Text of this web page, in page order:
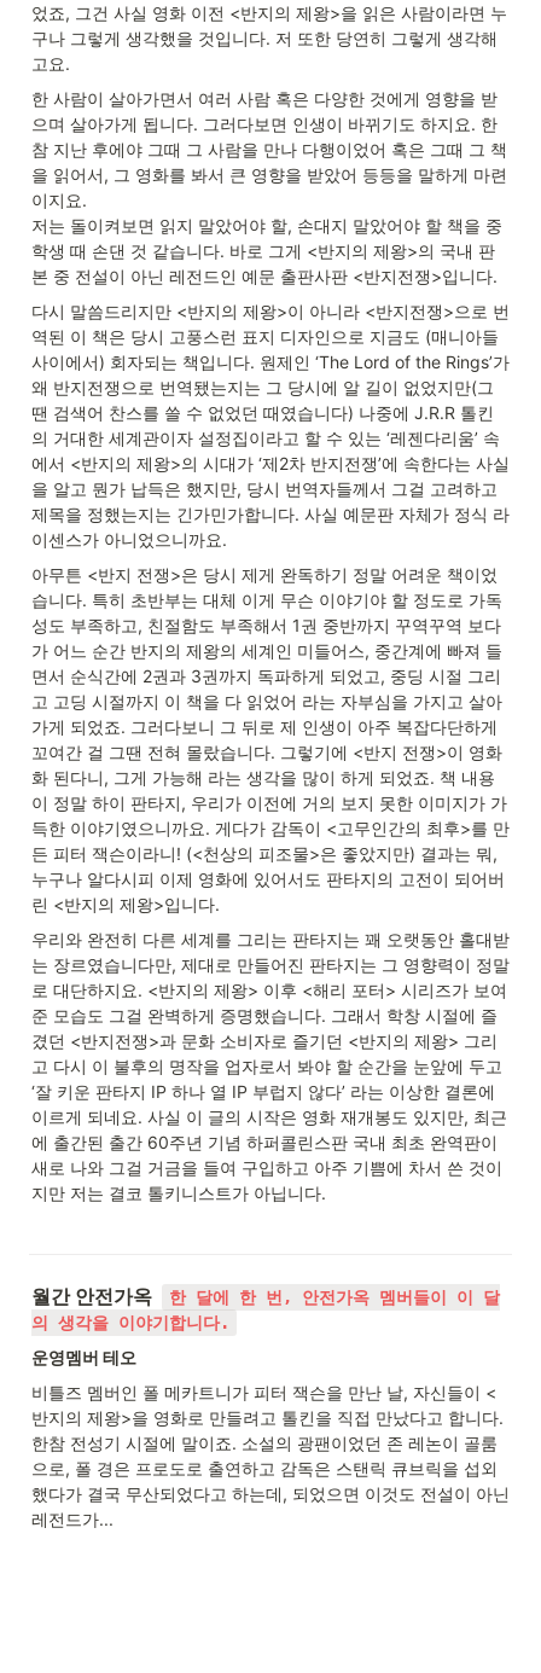
었죠, 그건 사실 영화 이전 <반지의 제왕>을 읽은 사람이라면 누
구나 그렇게 생각했을 것입니다. 저 또한 당연히 그렇게 생각해
고요.
한 사람이 살아가면서 여러 사람 혹은 다양한 것에게 영향을 받
으며 살아가게 됩니다. 그러다보면 인생이 바뀌기도 하지요. 한
참 지난 후에야 그때 그 사람을 만나 다행이었어 혹은 그때 그 책
을 읽어서, 그 영화를 봐서 큰 영향을 받았어 등등을 말하게 마련
이지요.
저는 돌이켜보면 읽지 말았어야 할, 손대지 말았어야 할 책을 중
학생 때 손댄 것 같습니다. 바로 그게 <반지의 제왕>의 국내 판
본 중 전설이 아닌 레전드인 예문 출판사판 <반지전쟁>입니다.
다시 말씀드리지만 <반지의 제왕>이 아니라 <반지전쟁>으로 번
역된 이 책은 당시 고풍스런 표지 디자인으로 지금도 (매니아들
사이에서) 회자되는 책입니다. 원제인 ‘The Lord of the Rings’가
왜 반지전쟁으로 번역됐는지는 그 당시에 알 길이 없었지만(그
땐 검색어 찬스를 쓸 수 없었던 때였습니다) 나중에 J.R.R 톨킨
의 거대한 세계관이자 설정집이라고 할 수 있는 ‘레젠다리움’ 속
에서 <반지의 제왕>의 시대가 ‘제2차 반지전쟁’에 속한다는 사실
을 알고 뭔가 납득은 했지만, 당시 번역자들께서 그걸 고려하고
제목을 정했는지는 긴가민가합니다. 사실 예문판 자체가 정식 라
이센스가 아니었으니까요.
아무튼 <반지 전쟁>은 당시 제게 완독하기 정말 어려운 책이었
습니다. 특히 초반부는 대체 이게 무슨 이야기야 할 정도로 가독
성도 부족하고, 친절함도 부족해서 1권 중반까지 꾸역꾸역 보다
가 어느 순간 반지의 제왕의 세계인 미들어스, 중간계에 빠져 들
면서 순식간에 2권과 3권까지 독파하게 되었고, 중딩 시절 그리
고 고딩 시절까지 이 책을 다 읽었어 라는 자부심을 가지고 살아
가게 되었죠. 그러다보니 그 뒤로 제 인생이 아주 복잡다단하게
꼬여간 걸 그땐 전혀 몰랐습니다. 그렇기에 <반지 전쟁>이 영화
화 된다니, 그게 가능해 라는 생각을 많이 하게 되었죠. 책 내용
이 정말 하이 판타지, 우리가 이전에 거의 보지 못한 이미지가 가
득한 이야기였으니까요. 게다가 감독이 <고무인간의 최후>를 만
든 피터 잭슨이라니! (<천상의 피조물>은 좋았지만) 결과는 뭐,
누구나 알다시피 이제 영화에 있어서도 판타지의 고전이 되어버
린 <반지의 제왕>입니다.
우리와 완전히 다른 세계를 그리는 판타지는 꽤 오랫동안 홀대받
는 장르였습니다만, 제대로 만들어진 판타지는 그 영향력이 정말
로 대단하지요. <반지의 제왕> 이후 <해리 포터> 시리즈가 보여
준 모습도 그걸 완벽하게 증명했습니다. 그래서 학창 시절에 즐
겼던 <반지전쟁>과 문화 소비자로 즐기던 <반지의 제왕> 그리
고 다시 이 불후의 명작을 업자로서 봐야 할 순간을 눈앞에 두고
‘잘 키운 판타지 IP 하나 열 IP 부럽지 않다’ 라는 이상한 결론에
이르게 되네요. 사실 이 글의 시작은 영화 재개봉도 있지만, 최근
에 출간된 출간 60주년 기념 하퍼콜린스판 국내 최초 완역판이
새로 나와 그걸 거금을 들여 구입하고 아주 기쁨에 차서 쓴 것이
지만 저는 결코 톨키니스트가 아닙니다.
월간 안전가옥
한 달에 한 번, 안전가옥 멤버들이 이 달
의 생각을 이야기합니다.
운영멤버 테오
비틀즈 멤버인 폴 메카트니가 피터 잭슨을 만난 날, 자신들이 <
반지의 제왕>을 영화로 만들려고 톨킨을 직접 만났다고 합니다.
한참 전성기 시절에 말이죠. 소설의 광팬이었던 존 레논이 골룸
으로, 폴 경은 프로도로 출연하고 감독은 스탠릭 큐브릭을 섭외
했다가 결국 무산되었다고 하는데, 되었으면 이것도 전설이 아닌
레전드가...